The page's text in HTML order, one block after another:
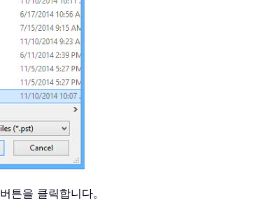
튼을 클릭합니다。